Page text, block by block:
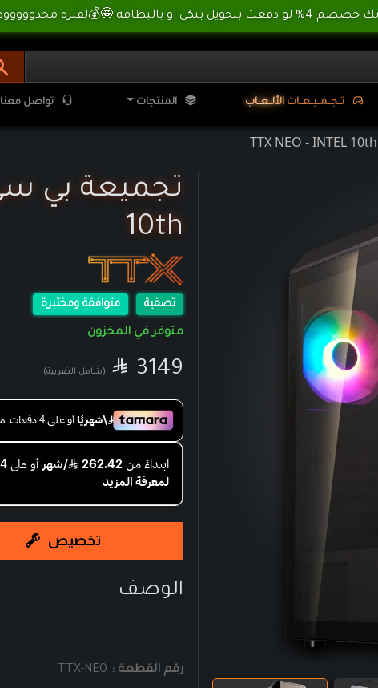
🌊 أسسسعااار نناارر بمناسبة العطلة الصيفية ، لا تفوووتك ⛱️
تــجــمــيــعــات الألــعــاب المنتجات تواصل معنا
10th
تصفية متوافقة ومختبرة
متوفر في المخزون
(شامل الضريبة)  SAR
3149
تخصيص
الوصف
رقم القطعة : TTX-NEO